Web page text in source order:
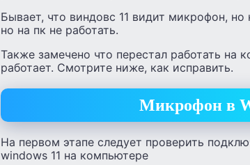
Бывает, что виндовс 11 видит микрофон,
но на пк не работать.
Также замечено что перестал работать на
работает. Смотрите ниже, как исправить.
Микрофон в
На первом этапе следует проверить
windows 11 на компьютере